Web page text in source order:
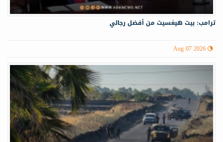
ترامب: بيت هيغسيث من أفضل رجالي
Aug 07 2026